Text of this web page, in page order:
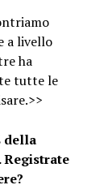
a livello
ha
tutte le
della